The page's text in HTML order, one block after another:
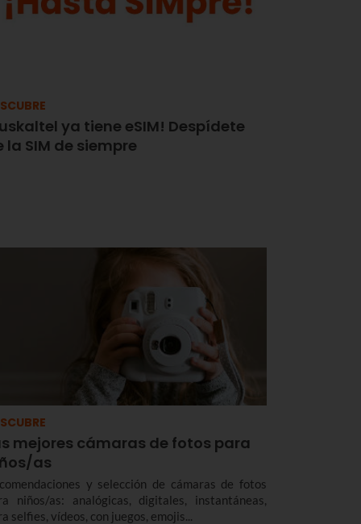
ya tiene eSIM! Despídete
la SIM de siempre
mejores cámaras de fotos para
as
y selección de cámaras de fotos
niños/as: analógicas, digitales, instantáneas,
selfies, vídeos, con juegos, emojis...